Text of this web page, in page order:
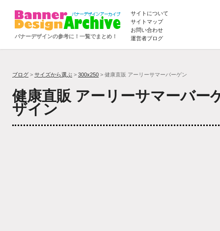
バナーデザインの参考に！一覧でまとめ！
サイトについて
サイトマップ
お問い合わせ
運営者ブログ
ブログ > サイズから選ぶ > 300x250 > 健康直販 アーリーサマーバーゲン
健康直販 アーリーサマーバー
ザイン